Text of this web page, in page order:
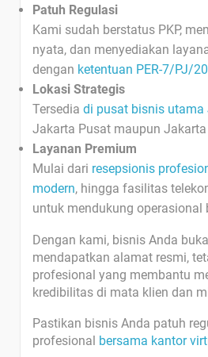
Patuh Regulasi
Kami sudah berstatus PKP,
nyata, dan menyediakan
dengan ketentuan PER-7/PJ/
Lokasi Strategis
Tersedia di pusat bisnis utama
Jakarta Pusat maupun
Layanan Premium
Mulai dari resepsionis
modern, hingga fasilitas
untuk mendukung operasional
Dengan kami, bisnis Anda
mendapatkan alamat resmi,
profesional yang membantu
kredibilitas di mata klien dan
Pastikan bisnis Anda patuh
profesional bersama kantor